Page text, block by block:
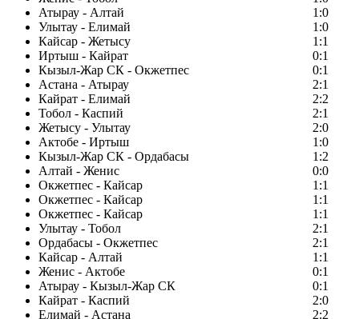
Атырау - Алтай
1:0
Улытау - Елимай
1:0
Кайсар - Жетысу
1:1
Иртыш - Кайрат
0:1
Кызыл-Жар СК - Окжетпес
0:1
Астана - Атырау
2:1
Кайрат - Елимай
2:2
Тобол - Каспий
2:1
Жетысу - Улытау
2:0
Актобе - Иртыш
1:0
Кызыл-Жар СК - Ордабасы
1:2
Алтай - Женис
0:0
Окжетпес - Кайсар
1:1
Окжетпес - Кайсар
1:1
Окжетпес - Кайсар
1:1
Улытау - Тобол
2:1
Ордабасы - Окжетпес
2:1
Кайсар - Алтай
1:1
Женис - Актобе
0:1
Атырау - Кызыл-Жар СК
0:1
Кайрат - Каспий
2:0
Елимай - Астана
2:2